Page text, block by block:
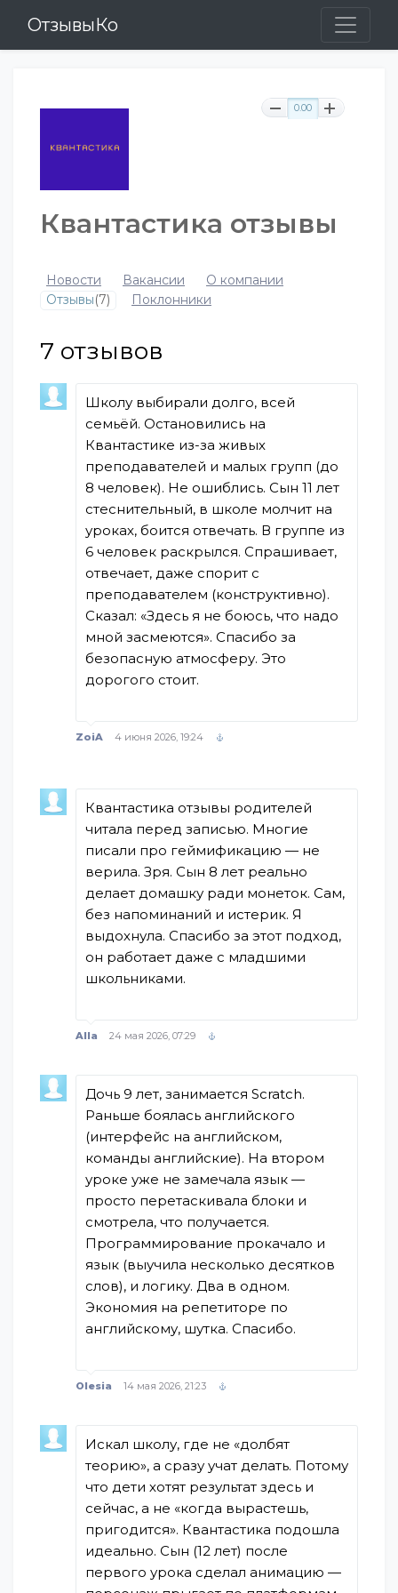
ОтзывыКо
0.00
Квантастика отзывы
Новости Вакансии
О компании
Отзывы(7) Поклонники
7 отзывов
Школу выбирали долго, всей
семьёй. Остановились на
Квантастике из-за живых
преподавателей и малых групп (до
8 человек). Не ошиблись. Сын 11 лет
стеснительный, в школе молчит на
уроках, боится отвечать. В группе из
6 человек раскрылся. Спрашивает,
отвечает, даже спорит с
преподавателем (конструктивно).
Сказал: «Здесь я не боюсь, что надо
мной засмеются». Спасибо за
безопасную атмосферу. Это
дорогого стоит.
ZoiA 4 июня 2026, 19:24
Квантастика отзывы родителей
читала перед записью. Многие
писали про геймификацию — не
верила. Зря. Сын 8 лет реально
делает домашку ради монеток. Сам,
без напоминаний и истерик. Я
выдохнула. Спасибо за этот подход,
он работает даже с младшими
школьниками.
Alla 24 мая 2026, 07:29
Дочь 9 лет, занимается Scratch.
Раньше боялась английского
(интерфейс на английском,
команды английские). На втором
уроке уже не замечала язык —
просто перетаскивала блоки и
смотрела, что получается.
Программирование прокачало и
язык (выучила несколько десятков
слов), и логику. Два в одном.
Экономия на репетиторе по
английскому, шутка. Спасибо.
Olesia 14 мая 2026, 21:23
Искал школу, где не «долбят
теорию», а сразу учат делать. Потому
что дети хотят результат здесь и
сейчас, а не «когда вырастешь,
пригодится». Квантастика подошла
идеально. Сын (12 лет) после
первого урока сделал анимацию —